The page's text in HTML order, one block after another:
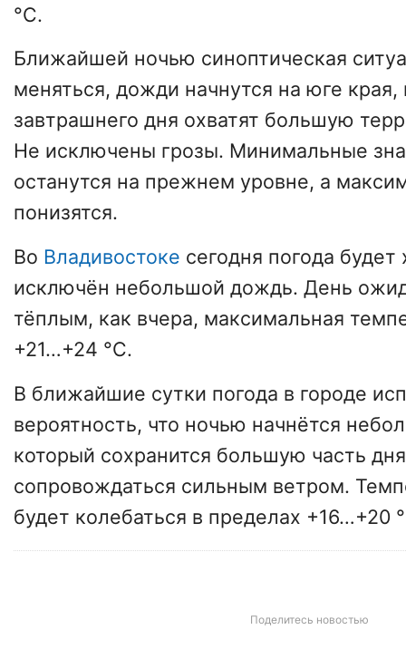
°С.
Ближайшей ночью синоптическая
меняться, дожди начнутся на юге края,
завтрашнего дня охватят большую
Не исключены грозы. Минимальные
останутся на прежнем уровне, а
понизятся.
Во Владивостоке сегодня погода
исключён небольшой дождь. День
тёплым, как вчера, максимальная
+21…+24 °С.
В ближайшие сутки погода в городе
вероятность, что ночью начнётся
который сохранится большую часть
сопровождаться сильным ветром.
будет колебаться в пределах +16…+20
Поделитесь новостью